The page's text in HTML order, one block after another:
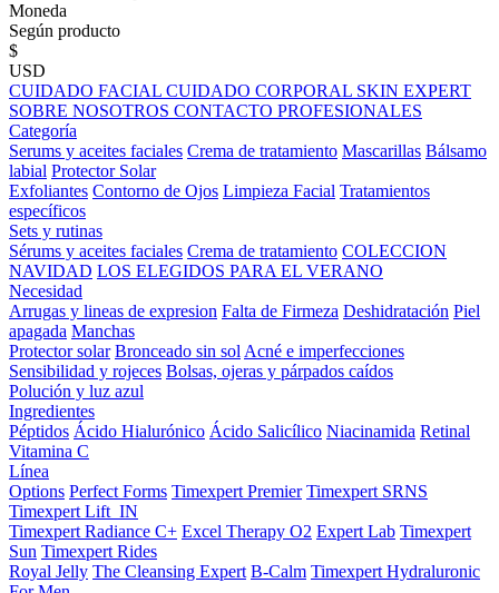
Moneda
Según producto
$
USD
CUIDADO FACIAL CUIDADO CORPORAL SKIN EXPERT
SOBRE NOSOTROS CONTACTO PROFESIONALES
Categoría
Serums y aceites faciales Crema de tratamiento Mascarillas Bálsamo
labial Protector Solar
Exfoliantes Contorno de Ojos Limpieza Facial Tratamientos
específicos
Sets y rutinas
Sérums y aceites faciales Crema de tratamiento COLECCION
NAVIDAD LOS ELEGIDOS PARA EL VERANO
Necesidad
Arrugas y lineas de expresion Falta de Firmeza Deshidratación Piel
apagada Manchas
Protector solar Bronceado sin sol Acné e imperfecciones
Sensibilidad y rojeces Bolsas, ojeras y párpados caídos
Polución y luz azul
Ingredientes
Péptidos Ácido Hialurónico Ácido Salicílico Niacinamida Retinal
Vitamina C
Línea
Options Perfect Forms Timexpert Premier Timexpert SRNS
Timexpert Lift_IN
Timexpert Radiance C+ Excel Therapy O2 Expert Lab Timexpert
Sun Timexpert Rides
Royal Jelly The Cleansing Expert B-Calm Timexpert Hydraluronic